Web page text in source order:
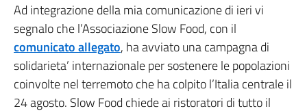
Ad integrazione della mia comunicazione di ieri vi
segnalo che l’Associazione Slow Food, con il
comunicato allegato, ha avviato una campagna di
solidarieta’ internazionale per sostenere le popolazioni
coinvolte nel terremoto che ha colpito l’Italia centrale il
24 agosto. Slow Food chiede ai ristoratori di tutto il